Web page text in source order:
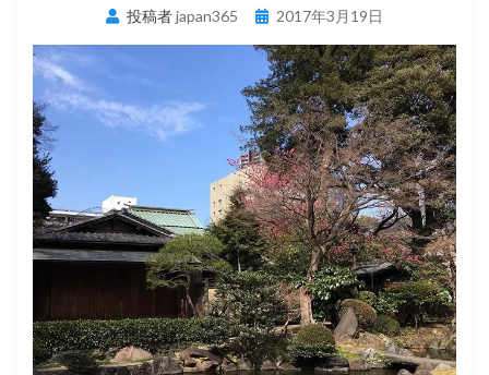
投稿者japan365
投
日:
2017年3月19日